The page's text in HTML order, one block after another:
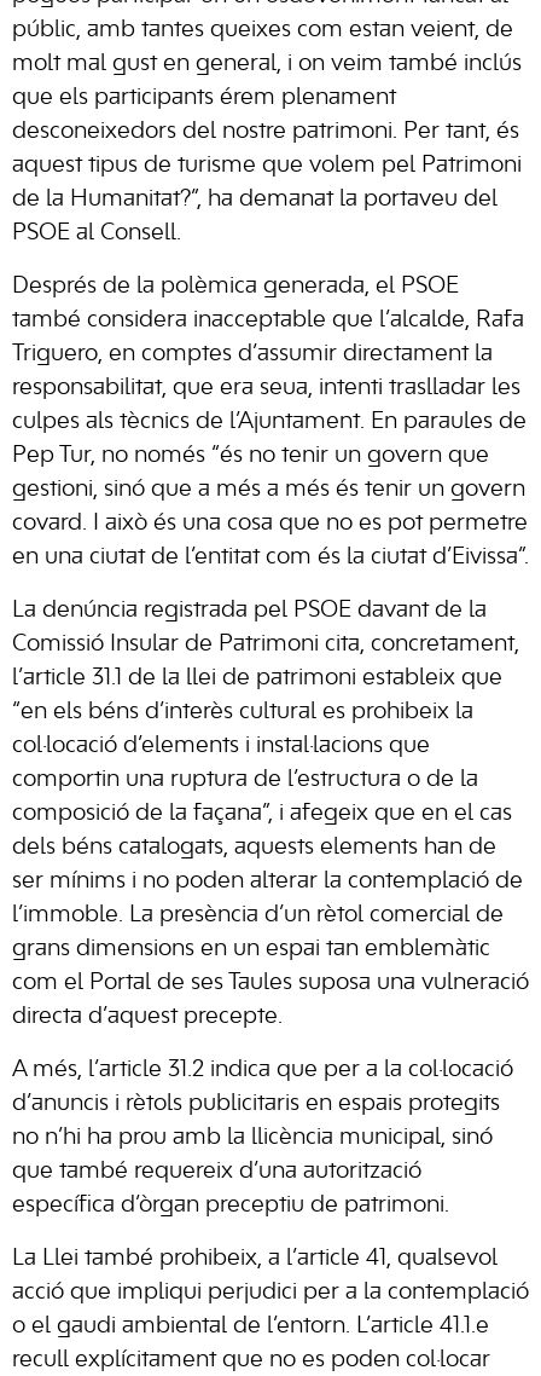
públic, amb tantes queixes com estan veient, de
molt mal gust en general, i on veim també inclús
que els participants érem plenament
desconeixedors del nostre patrimoni. Per tant, és
aquest tipus de turisme que volem pel Patrimoni
de la Humanitat?”, ha demanat la portaveu del
PSOE al Consell.
Després de la polèmica generada, el PSOE
també considera inacceptable que l’alcalde, Rafa
Triguero, en comptes d’assumir directament la
responsabilitat, que era seua, intenti traslladar les
culpes als tècnics de l’Ajuntament. En paraules de
Pep Tur, no només “és no tenir un govern que
gestioni, sinó que a més a més és tenir un govern
covard. I això és una cosa que no es pot permetre
en una ciutat de l’entitat com és la ciutat d’Eivissa”.
La denúncia registrada pel PSOE davant de la
Comissió Insular de Patrimoni cita, concretament,
l’article 31.1 de la llei de patrimoni estableix que
“en els béns d’interès cultural es prohibeix la
col·locació d’elements i instal·lacions que
comportin una ruptura de l’estructura o de la
composició de la façana”, i afegeix que en el cas
dels béns catalogats, aquests elements han de
ser mínims i no poden alterar la contemplació de
l’immoble. La presència d’un rètol comercial de
grans dimensions en un espai tan emblemàtic
com el Portal de ses Taules suposa una vulneració
directa d’aquest precepte.
A més, l’article 31.2 indica que per a la col·locació
d’anuncis i rètols publicitaris en espais protegits
no n’hi ha prou amb la llicència municipal, sinó
que també requereix d’una autorització
específica d’òrgan preceptiu de patrimoni.
La Llei també prohibeix, a l’article 41, qualsevol
acció que impliqui perjudici per a la contemplació
o el gaudi ambiental de l’entorn. L’article 41.1.e
recull explícitament que no es poden col·locar